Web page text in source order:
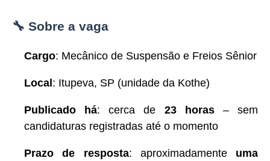
🔧 Sobre a vaga
Cargo: Mecânico de Suspensão e Freios Sênior
Local: Itupeva, SP (unidade da Kothe)
Publicado há: cerca de 23 horas– sem
candidaturas registradas até o momento
Prazo de resposta: aproximadamente uma